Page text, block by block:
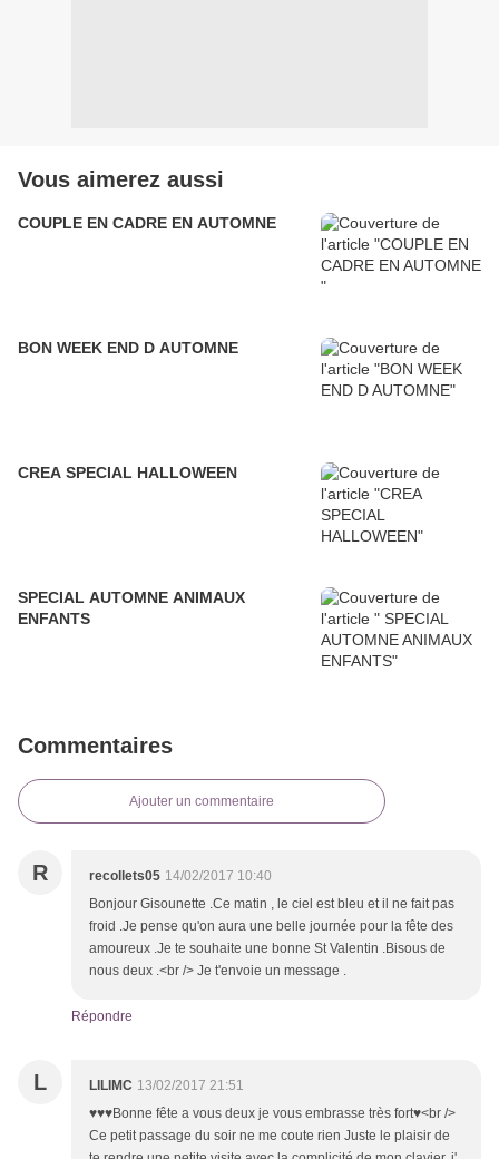
Vous aimerez aussi
COUPLE EN CADRE EN AUTOMNE
BON WEEK END D AUTOMNE
CREA SPECIAL HALLOWEEN
SPECIAL AUTOMNE ANIMAUX
ENFANTS
Commentaires
Ajouter un commentaire
R recollets05 14/02/2017 10:40
Bonjour Gisounette .Ce matin , le ciel est bleu et il ne fait pas
froid .Je pense qu'on aura une belle journée pour la fête des
amoureux .Je te souhaite une bonne St Valentin .Bisous de
nous deux .<br /> Je t'envoie un message .
Répondre
L LILIMC 13/02/2017 21:51
♥♥♥Bonne fête a vous deux je vous embrasse très fort♥<br />
Ce petit passage du soir ne me coute rien Juste le plaisir de